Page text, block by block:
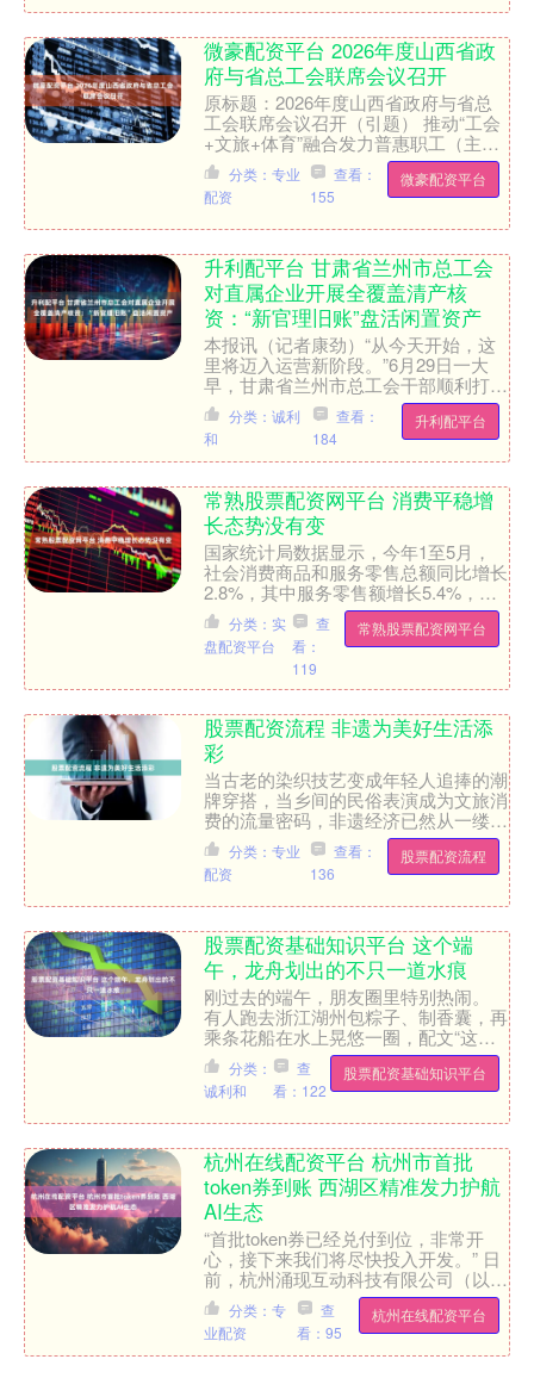
微豪配资平台 2026年度山西省政
府与省总工会联席会议召开
原标题：2026年度山西省政府与省总
工会联席会议召开（引题） 推动“工会
+文旅+体育”融合发力普惠职工（主
题） 本报讯（记者刘建林 李彦斌）7
月1日，2026年....
微豪配资平台
分类：专业
配资
查看：
155
升利配平台 甘肃省兰州市总工会
对直属企业开展全覆盖清产核
资：“新官理旧账”盘活闲置资产
本报讯（记者康劲）“从今天开始，这
里将迈入运营新阶段。”6月29日一大
早，甘肃省兰州市总工会干部顺利打开
了第二文化宫综合楼的大门，这里彻底
告别20多年的历史遗留....
升利配平台
分类：诚利
和
查看：
184
常熟股票配资网平台 消费平稳增
长态势没有变
国家统计局数据显示，今年1至5月，
社会消费商品和服务零售总额同比增长
2.8%，其中服务零售额增长5.4%，商
品零售额增长1.2%。综合商品和服务
销售的总体情况来....常熟股票配资网平台
分类：实
盘配资平台
查
看：
119
股票配资流程 非遗为美好生活添
彩
当古老的染织技艺变成年轻人追捧的潮
牌穿搭，当乡间的民俗表演成为文旅消
费的流量密码，非遗经济已然从一缕文
化东风演变为一股不可忽视的市场浪
潮。其背后，一条清晰的脉络....
股票配资流程
分类：专业
配资
查看：
136
股票配资基础知识平台 这个端
午，龙舟划出的不只一道水痕
刚过去的端午，朋友圈里特别热闹。
有人跑去浙江湖州包粽子、制香囊，再
乘条花船在水上晃悠一圈，配文“这才
是过节”；有人直奔福建莆田当了一回
水上“桨手”，边划船边过....股票配资基础知识平台
分类：
诚利和
查
看：122
杭州在线配资平台 杭州市首批
token券到账 西湖区精准发力护航
AI生态
“首批token券已经兑付到位，非常开
心，接下来我们将尽快投入开发。” 日
前，杭州涌现互动科技有限公司（以下
简称“涌现互动”）创始人周杰收到了来
自西湖区的政策福....
杭州在线配资平台
分类：专
业配资
查
看：95